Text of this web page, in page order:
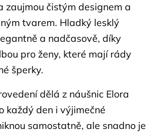
zaujmou čistým designem a
tvarem. Hladký lesklý
a nadčasově, díky
pro ženy, které mají rády
šperky.
dělá z náušnic Elora
každý den i výjimečné
samostatně, ale snadno je